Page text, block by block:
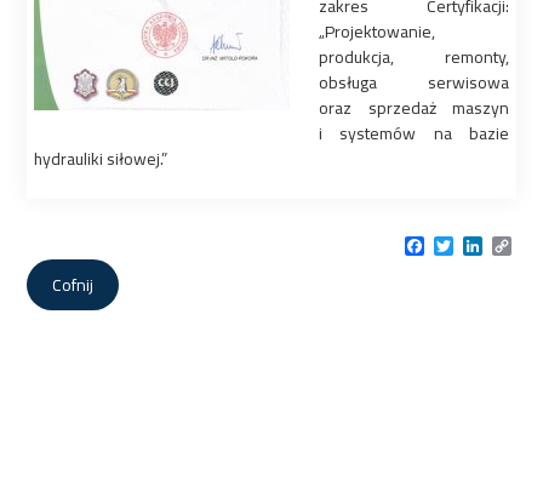
„Projektowanie,
produkcja, remonty,
obsługa serwisowa
oraz sprzedaż maszyn
i systemów na bazie
hydrauliki siłowej.”
Facebook
Twitter
Link
Cofnij